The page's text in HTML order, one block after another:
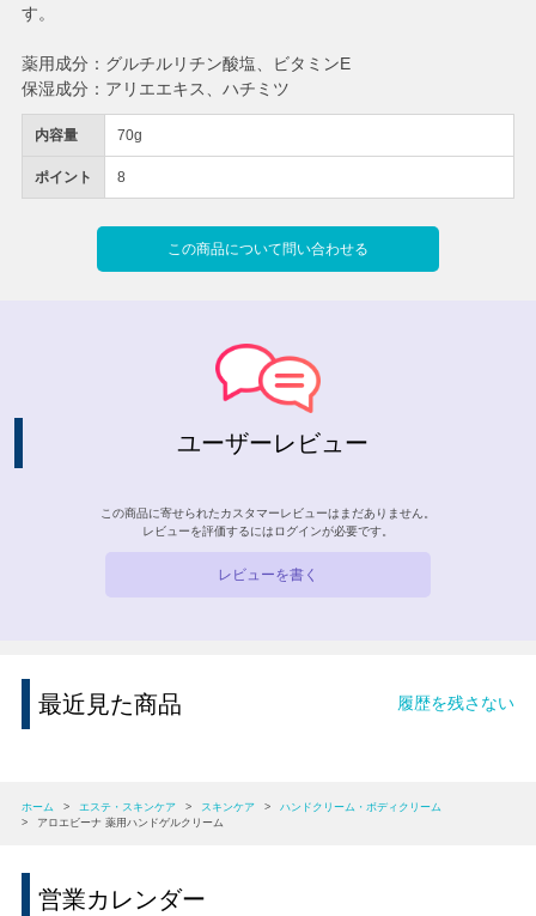
内容量 70g
ポイント 8
この商品について問い合わせる
す。
薬用成分：グルチルリチン酸塩、ビタミンE
保湿成分：アリエエキス、ハチミツ
ユーザーレビュー
この商品に寄せられたカスタマーレビューはまだありません。
レビューを評価するには ログインが必要です。
レビューを書く
最近見た商品 履歴を残さない
ホーム > エステ・スキンケア > スキンケア >
ハンドクリーム・ボディクリーム
>
アロエビーナ 薬用ハンドゲルクリーム
営業カレンダー